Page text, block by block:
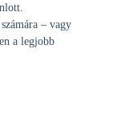
– vagy
a legjobb